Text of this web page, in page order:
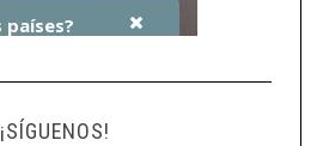
¡SÍGUENOS!